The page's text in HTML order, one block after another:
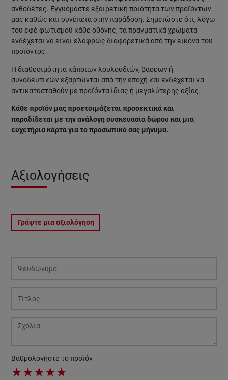
ανθοδέτες. Εγγυόμαστε εξαιρετική ποιότητα των προϊόντων
μας καθώς και συνέπεια στην παράδοση. Σημειώστε ότι, λόγω
του εφέ φωτισμού κάθε οθόνης, τα πραγματικά χρώματα
ενδέχεται να είναι ελαφρώς διαφορετικά από την εικόνα του
προϊόντος.
Η διαθεσιμότητα κάποιων λουλουδιών, βάσεων ή
συνοδευτικών εξαρτώνται από την εποχή και ενδέχεται να
αντικατασταθούν με προϊόντα ίδιας ή μεγαλύτερης αξίας.
Κάθε προϊόν μας προετοιμάζεται προσεκτικά και
παραδίδεται με την ανάλογη συσκευασία δώρου και μια
ευχετήρια κάρτα για το προσωπικό σας μήνυμα.
Αξιολογήσεις
Γράψτε μια αξιολόγηση
Βαθμολογήστε το προϊόν
★★★★★